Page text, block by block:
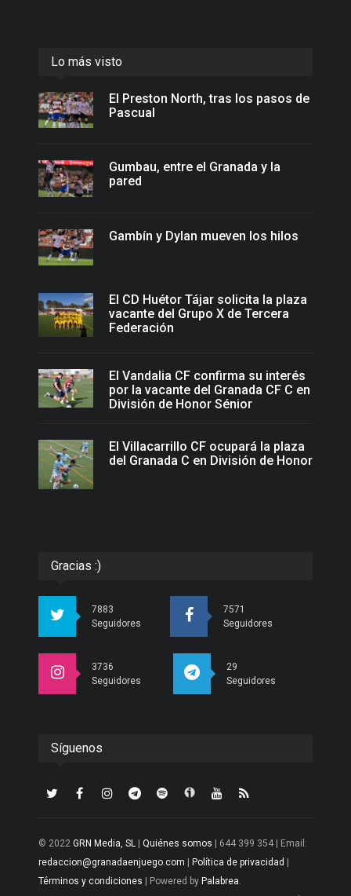
Lo más visto
El Preston North, tras los pasos de
Pascual
Gumbau, entre el Granada y la
pared
Gambín y Dylan mueven los hilos
El CD Huétor Tájar solicita la plaza
vacante del Grupo X de Tercera
Federación
El Vandalia CF confirma su interés
por la vacante del Granada CF C en
División de Honor Sénior
El Villacarrillo CF ocupará la plaza
del Granada C en División de Honor
Gracias :)
7883
Seguidores
7571
Seguidores
3736
Seguidores
29
Seguidores
Síguenos
© 2022 GRN Media, SL Quiénes somos | 644 399 354 | Email:
redaccion@granadaenjuego.com
Política de privacidad
Términos y condiciones | Powered by Palabrea.